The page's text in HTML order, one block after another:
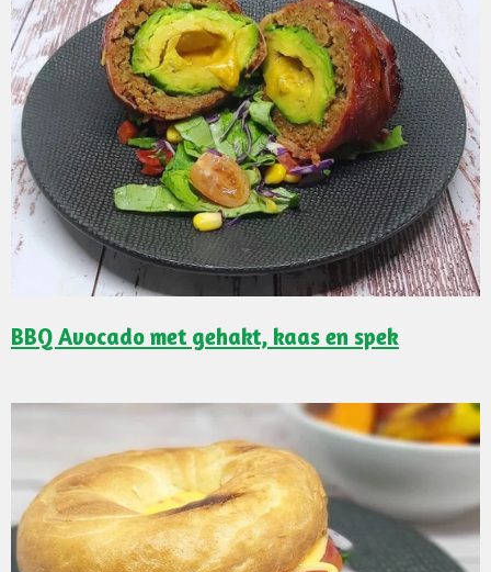
BBQ Avocado met gehakt, kaas en spek